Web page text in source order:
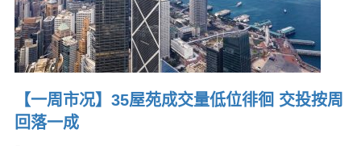
【一周市况】35屋苑成交量低位徘徊 交投按周
回落一成